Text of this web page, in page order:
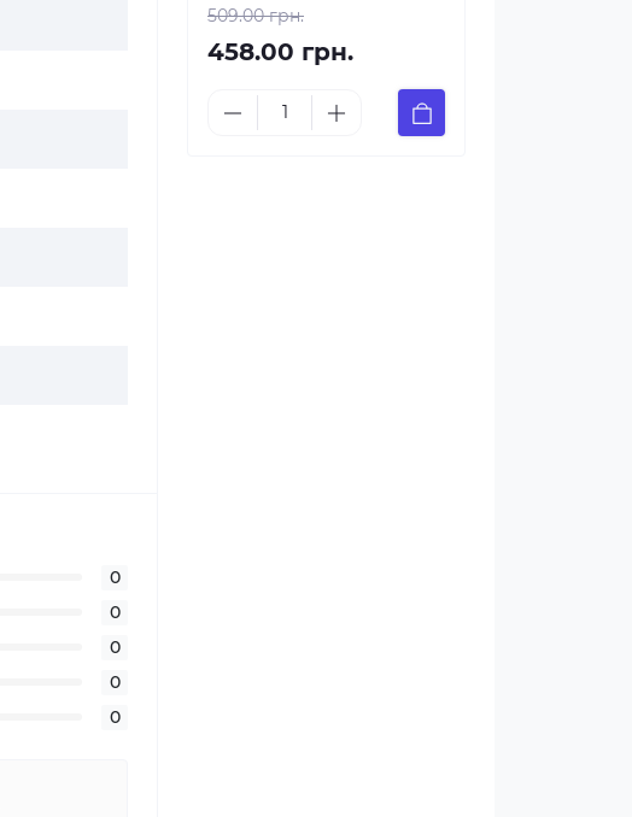
0
0
0
0
0
509.00 грн.
458.00 грн.